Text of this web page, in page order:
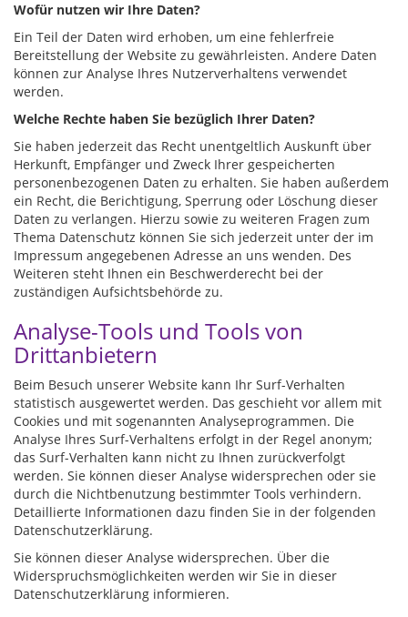
Wofür nutzen wir Ihre Daten?
Ein Teil der Daten wird erhoben, um eine fehlerfreie
Bereitstellung der Website zu gewährleisten. Andere Daten
können zur Analyse Ihres Nutzerverhaltens verwendet
werden.
Welche Rechte haben Sie bezüglich Ihrer Daten?
Sie haben jederzeit das Recht unentgeltlich Auskunft über
Herkunft, Empfänger und Zweck Ihrer gespeicherten
personenbezogenen Daten zu erhalten. Sie haben außerdem
ein Recht, die Berichtigung, Sperrung oder Löschung dieser
Daten zu verlangen. Hierzu sowie zu weiteren Fragen zum
Thema Datenschutz können Sie sich jederzeit unter der im
Impressum angegebenen Adresse an uns wenden. Des
Weiteren steht Ihnen ein Beschwerderecht bei der
zuständigen Aufsichtsbehörde zu.
Analyse-Tools und Tools von
Drittanbietern
Beim Besuch unserer Website kann Ihr Surf-Verhalten
statistisch ausgewertet werden. Das geschieht vor allem mit
Cookies und mit sogenannten Analyseprogrammen. Die
Analyse Ihres Surf-Verhaltens erfolgt in der Regel anonym;
das Surf-Verhalten kann nicht zu Ihnen zurückverfolgt
werden. Sie können dieser Analyse widersprechen oder sie
durch die Nichtbenutzung bestimmter Tools verhindern.
Detaillierte Informationen dazu finden Sie in der folgenden
Datenschutzerklärung.
Sie können dieser Analyse widersprechen. Über die
Widerspruchsmöglichkeiten werden wir Sie in dieser
Datenschutzerklärung informieren.